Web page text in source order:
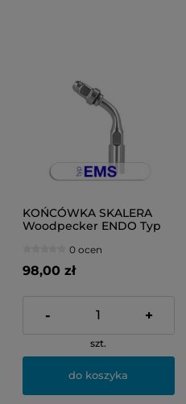
KOŃCÓWKA SKALERA
Woodpecker ENDO Typ
0 ocen
98,00 zł
- +
szt.
do koszyka